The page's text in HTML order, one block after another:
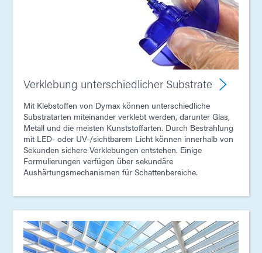
Verklebung unterschiedlicher Substrate
Mit Klebstoffen von Dymax können unterschiedliche
Substratarten miteinander verklebt werden, darunter Glas,
Metall und die meisten Kunststoffarten. Durch Bestrahlung
mit LED- oder UV-/sichtbarem Licht können innerhalb von
Sekunden sichere Verklebungen entstehen. Einige
Formulierungen verfügen über sekundäre
Aushärtungsmechanismen für Schattenbereiche.